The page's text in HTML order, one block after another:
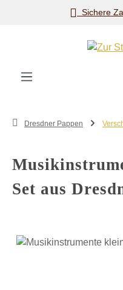
Zum Hauptinhalt springen
Sichere
Dresdner Pappen
Set aus
Bildergalerie